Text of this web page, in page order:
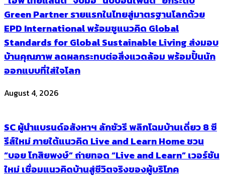
Green Partner รายแรกในไทยสู่มาตรฐานโลกด้วย
EPD International พร้อมชูแนวคิด Global
Standards for Global Sustainable Living ส่งมอบ
บ้านคุณภาพ ลดผลกระทบต่อสิ่งแวดล้อม พร้อมปั้นนัก
ออกแบบที่ใส่ใจโลก
August 4, 2026
SC ผู้นำแบรนด์อสังหาฯ ลักชัวรี พลิกโฉมบ้านเดี่ยว 8 ซี
รีส์ใหม่ ภายใต้แนวคิด Live and Learn Home ชวน
“บอย โกสิยพงษ์” ถ่ายทอด “Live and Learn” เวอร์ชัน
ใหม่ เชื่อมแนวคิดบ้านสู่ชีวิตจริงของผู้บริโภค